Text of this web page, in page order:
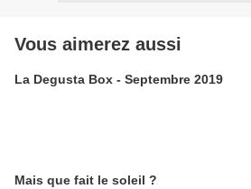
Vous aimerez aussi
La Degusta Box - Septembre 2019
Mais que fait le soleil ?